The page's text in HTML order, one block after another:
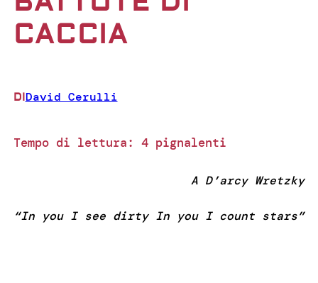
CACCIA
DIDavid Cerulli
Tempo di lettura: 4 pignalenti
A D’arcy Wretzky
“In you I see dirty In you I count stars”